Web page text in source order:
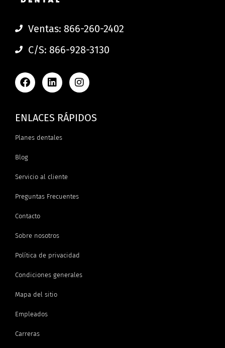
Ventas: 866-260-2402
C/S: 866-928-3130
ENLACES RÁPIDOS
Planes dentales
Blog
Servicio al cliente
Preguntas Frecuentes
Contacto
Sobre nosotros
Política de privacidad
Condiciones generales
Mapa del sitio
Empleados
Carreras